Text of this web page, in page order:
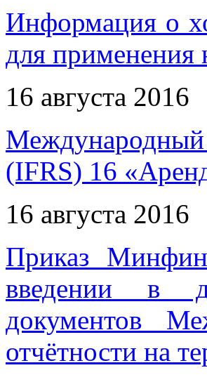
Информация о
для применения
16 августа 2016
(IFRS) 16
16 августа 2016
Приказ
введении в
документов
отчётности на